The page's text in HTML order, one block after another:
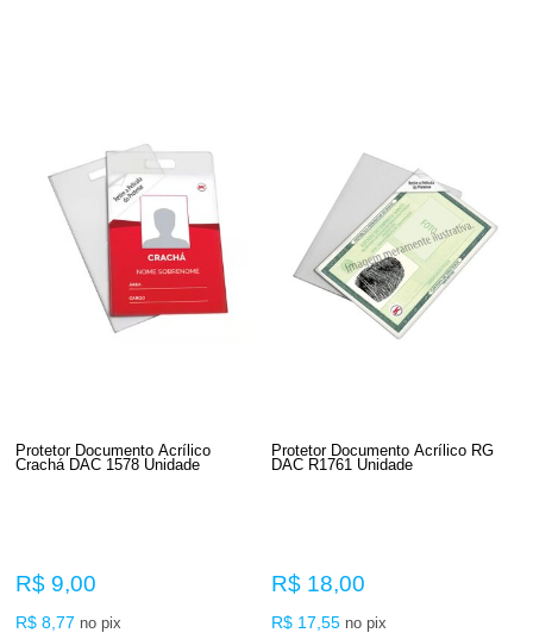
Protetor Documento Acrílico
Crachá DAC 1578 Unidade
R$ 9,00
R$ 8,77 no pix
Protetor Documento Acrílico RG
DAC R1761 Unidade
R$ 18,00
R$ 17,55 no pix